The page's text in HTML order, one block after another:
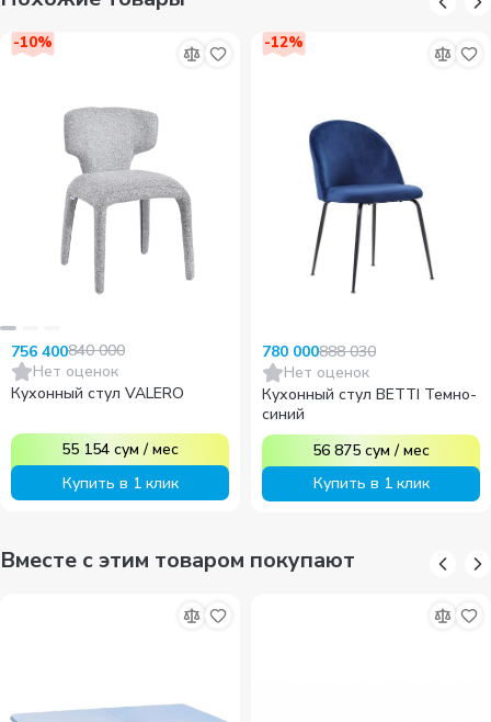
-10%
756 400840 000
Нет оценок
Кухонный стул VALERO
55 154 сум /мес
Купить в 1 клик
-12%
780 000888 030
Нет оценок
Кухонный стул BETTI Темно-
синий
56 875 сум /мес
Купить в 1 клик
Вместе с этим товаром покупают